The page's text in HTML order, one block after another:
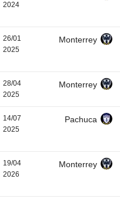
2024
26/01
2025
Monterrey
28/04
2025
Monterrey
14/07
2025
Pachuca
19/04
2026
Monterrey